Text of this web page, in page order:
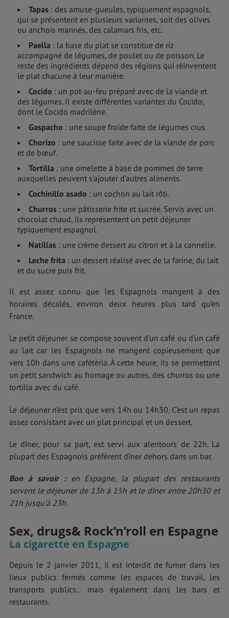
Tapas : des amuse-gueules, typiquement espagnols,
qui se présentent en plusieurs variantes, soit des olives
ou anchois marinés, des calamars fris, etc.
Paella : la base du plat se constitue de riz
accompagné de légumes, de poulet ou de poisson. Le
reste des ingrédients dépend des régions qui réinventent
le plat chacune à leur manière.
Cocido : un pot-au-feu préparé avec de la viande et
des légumes. Il existe différentes variantes du Cocido,
dont le Cocido madrilène.
Gaspacho : une soupe froide faite de légumes crus.
Chorizo : une saucisse faite avec de la viande de porc
et de bœuf.
Tortilla : une omelette à base de pommes de terre
auxquelles peuvent s’ajouter d’autres aliments.
Cochinillo asado : un cochon au lait rôti.
Churros : une pâtisserie frite et sucrée. Servis avec un
chocolat chaud, ils représentent un petit déjeuner
typiquement espagnol.
Natillas : une crème dessert au citron et à la cannelle.
Leche frita : un dessert réalisé avec de la farine, du lait
et du sucre puis frit.
Il est assez connu que les Espagnols mangent à des
horaires décalés, environ deux heures plus tard qu’en
France.
Le petit déjeuner se compose souvent d’un café ou d’un café
au lait car les Espagnols ne mangent copieusement que
vers 10h dans une cafétéria. À cette heure, ils se permettent
un petit sandwich au fromage ou autres, des churros ou une
tortilla avec du café.
Le déjeuner n’est pris que vers 14h ou 14h30. C’est un repas
assez consistant avec un plat principal et un dessert.
Le dîner, pour sa part, est servi aux alentours de 22h. La
plupart des Espagnols préfèrent dîner dehors dans un bar.
Bon à savoir :en Espagne, la plupart des restaurants
servent le déjeuner de 13h à 15h et le dîner entre 20h30 et
21h jusqu’à 23h.
Sex, drugs& Rock’n’roll en Espagne
La cigarette en Espagne
Depuis le 2 janvier 2011, il est interdit de fumer dans les
lieux publics fermés comme les espaces de travail, les
transports publics… mais également dans les bars et
restaurants.